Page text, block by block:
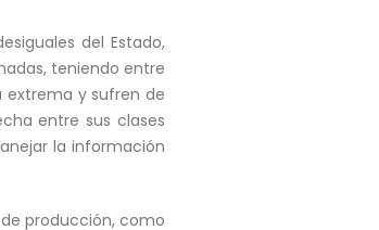
del Estado,
teniendo entre
extrema y sufren de
entre sus clases
la información
producción, como